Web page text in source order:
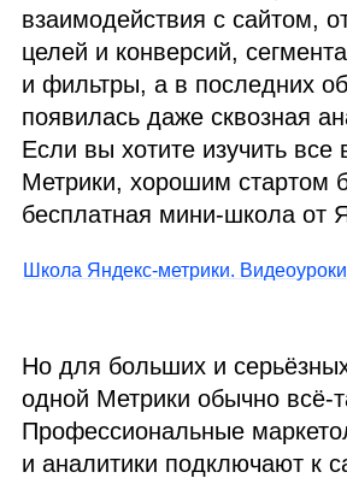
взаимодействия с сайтом,
целей и конверсий,
и фильтры, а в последних
появилась даже сквозная
Если вы хотите изучить все
Метрики, хорошим стартом
бесплатная мини‑школа от
Школа Яндекс‑метрики. Видеоуроки
Но для больших и
одной Метрики обычно
Профессиональные
и аналитики подключают к